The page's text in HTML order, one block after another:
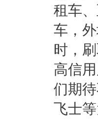
租车
车，
时，
高信
们期
飞士